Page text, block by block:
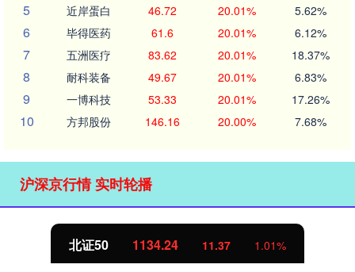
5 近岸蛋白 46.72 20.01% 5.62%
6 毕得医药 61.6 20.01% 6.12%
7 五洲医疗 83.62 20.01% 18.37%
8 耐科装备 49.67 20.01% 6.83%
9 一博科技 53.33 20.01% 17.26%
10 方邦股份 146.16 20.00% 7.68%
沪深京行情 实时轮播
北证50 1134.24 11.37 1.01%